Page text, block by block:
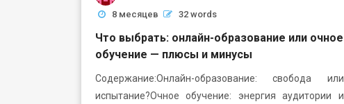
8 месяцев
32 words
Что выбрать: онлайн-образование или очное
обучение — плюсы и минусы
Содержание:Онлайн-образование: свобода или
испытание?Очное обучение: энергия аудитории и